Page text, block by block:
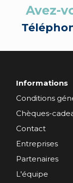
Avez-
Informations
Conditions
Chèques-
Contact
Entreprises
Partenaires
L'équipe